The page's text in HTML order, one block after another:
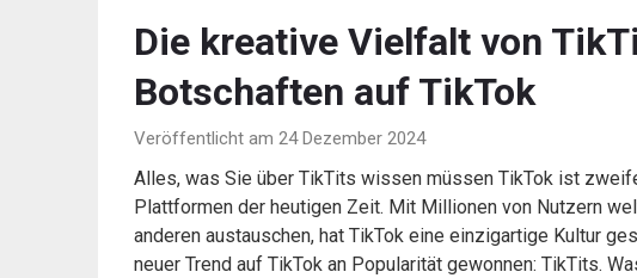
Die kreative Vielfalt von
Botschaften auf TikTok
Veröffentlicht am 24 Dezember 2024
Alles, was Sie über TikTits wissen müssen TikTok ist
Plattformen der heutigen Zeit. Mit Millionen von Nutzern
anderen austauschen, hat TikTok eine einzigartige Kultur
neuer Trend auf TikTok an Popularität gewonnen: TikTits.